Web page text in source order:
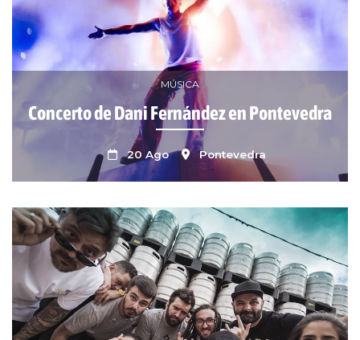
MÚSICA
Concerto de Dani Fernández en Pontevedra
20 Ago Pontevedra